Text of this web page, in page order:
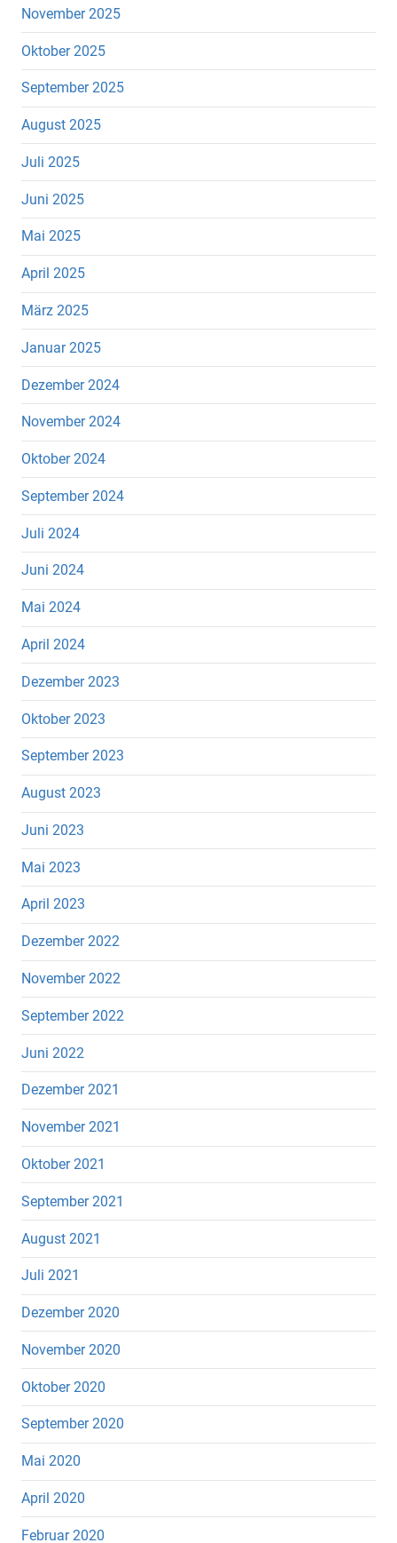
November 2025
Oktober 2025
September 2025
August 2025
Juli 2025
Juni 2025
Mai 2025
April 2025
März 2025
Januar 2025
Dezember 2024
November 2024
Oktober 2024
September 2024
Juli 2024
Juni 2024
Mai 2024
April 2024
Dezember 2023
Oktober 2023
September 2023
August 2023
Juni 2023
Mai 2023
April 2023
Dezember 2022
November 2022
September 2022
Juni 2022
Dezember 2021
November 2021
Oktober 2021
September 2021
August 2021
Juli 2021
Dezember 2020
November 2020
Oktober 2020
September 2020
Mai 2020
April 2020
Februar 2020